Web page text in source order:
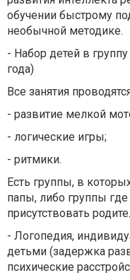
обучении быстрому
необычной методике.
- Набор детей в
года)
Все занятия
- развитие мелкой
- логические игры;
- ритмики.
Есть группы, в
папы, либо группы где
присутствовать
- Логопедия,
детьми (задержка
психические